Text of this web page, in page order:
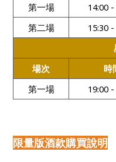
第一場
14:00
第二場
15:30
場次
時
第一場
19:00
限量版酒款購買說明